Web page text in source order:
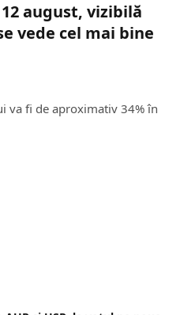
august, vizibilă
vede cel mai bine
va fi de aproximativ 34% în